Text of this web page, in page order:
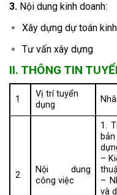
3. Nội dung kinh doanh:
Xây dựng dự toán
Tư vấn xây dựng
II. THÔNG TIN
1
Vị trí tuyển
dụng
2
Nội dung
công việc
1.
–
–
và